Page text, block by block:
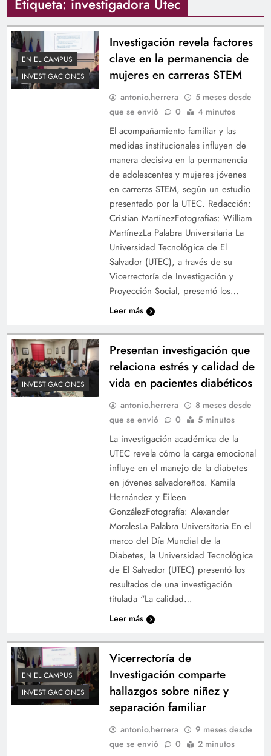
Etiqueta: investigadora Utec
EN EL CAMPUS
INVESTIGACIONES
Investigación revela factores
clave en la permanencia de
mujeres en carreras STEM
antonio.herrera
5 meses desde
que se envió
0 4 minutos
El acompañamiento familiar y las
medidas institucionales influyen de
manera decisiva en la permanencia
de adolescentes y mujeres jóvenes
en carreras STEM, según un estudio
presentado por la UTEC. Redacción:
Cristian MartínezFotografías: William
MartínezLa Palabra Universitaria La
Universidad Tecnológica de El
Salvador (UTEC), a través de su
Vicerrectoría de Investigación y
Proyección Social, presentó los…
Leer más
INVESTIGACIONES
Presentan investigación que
relaciona estrés y calidad de
vida en pacientes diabéticos
antonio.herrera
8 meses desde
que se envió
0 5 minutos
La investigación académica de la
UTEC revela cómo la carga emocional
influye en el manejo de la diabetes
en jóvenes salvadoreños. Kamila
Hernández y Eileen
GonzálezFotografía: Alexander
MoralesLa Palabra Universitaria En el
marco del Día Mundial de la
Diabetes, la Universidad Tecnológica
de El Salvador (UTEC) presentó los
resultados de una investigación
titulada “La calidad…
Leer más
EN EL CAMPUS
INVESTIGACIONES
Vicerrectoría de
Investigación comparte
hallazgos sobre niñez y
separación familiar
antonio.herrera
9 meses desde
que se envió
0 2 minutos